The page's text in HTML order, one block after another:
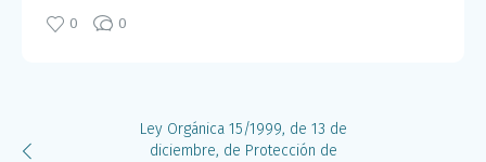
0 0
Ley Orgánica 15/1999, de 13 de
diciembre, de Protección de